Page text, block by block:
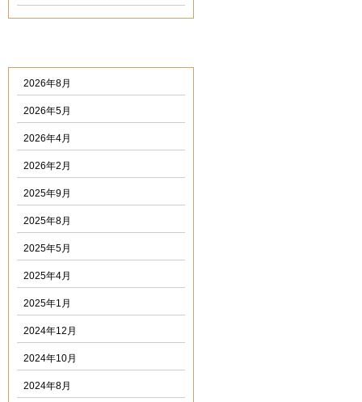
2026年8月
2026年5月
2026年4月
2026年2月
2025年9月
2025年8月
2025年5月
2025年4月
2025年1月
2024年12月
2024年10月
2024年8月